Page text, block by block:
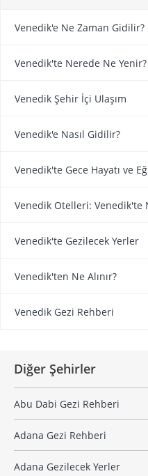
Venedik'e Ne Zaman Gidilir?
Venedik'te Nerede Ne Yenir?
Venedik Şehir İçi Ulaşım
Venedik'e Nasıl Gidilir?
Venedik'te Gece Hayatı ve
Venedik Otelleri: Venedik'te
Venedik'te Gezilecek Yerler
Venedik'ten Ne Alınır?
Venedik Gezi Rehberi
Diğer Şehirler
Abu Dabi Gezi Rehberi
Adana Gezi Rehberi
Adana Gezilecek Yerler